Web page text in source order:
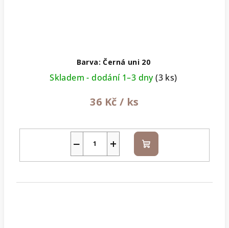
Barva: Černá uni 20
Skladem - dodání 1–3 dny(3 ks)
36 Kč / ks
+
− Do
košíku